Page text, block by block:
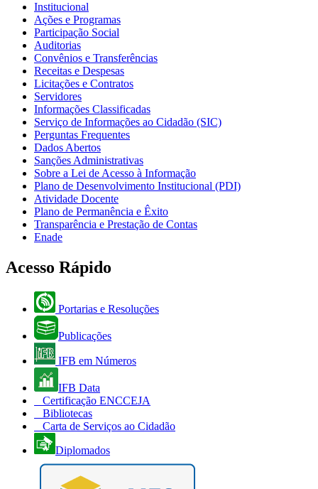
Institucional
Ações e Programas
Participação Social
Auditorias
Convênios e Transferências
Receitas e Despesas
Licitações e Contratos
Servidores
Informações Classificadas
Serviço de Informações ao Cidadão (SIC)
Perguntas Frequentes
Dados Abertos
Sanções Administrativas
Sobre a Lei de Acesso à Informação
Plano de Desenvolvimento Institucional (PDI)
Atividade Docente
Plano de Permanência e Êxito
Transparência e Prestação de Contas
Enade
Acesso Rápido
Portarias e Resoluções
Publicações
IFB em Números
IFB Data
Certificação ENCCEJA
Bibliotecas
Carta de Serviços ao Cidadão
Diplomados